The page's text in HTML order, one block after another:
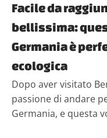
Facile da
bellissima:
Germania è
ecologica
Dopo aver visitato
passione di andare
Germania, e questa